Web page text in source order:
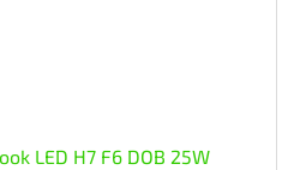
LED H7 F6 DOB 25W